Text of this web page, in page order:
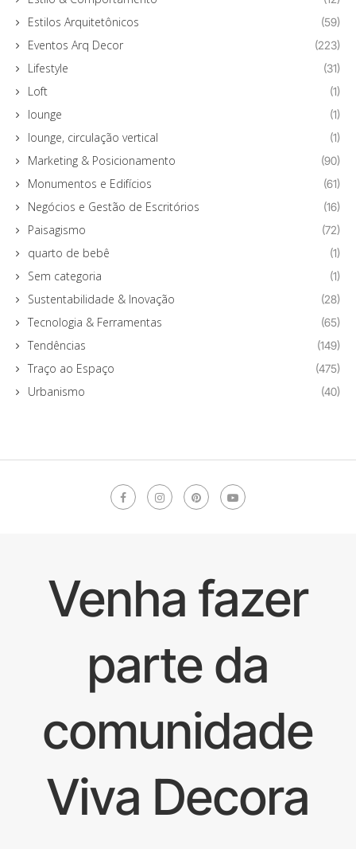
Estilos Arquitetônicos (59)
Eventos Arq Decor (223)
Lifestyle (31)
Loft (1)
lounge (1)
lounge, circulação vertical (1)
Marketing & Posicionamento (90)
Monumentos e Edifícios (61)
Negócios e Gestão de Escritórios (16)
Paisagismo (72)
quarto de bebê (1)
Sem categoria (1)
Sustentabilidade & Inovação (28)
Tecnologia & Ferramentas (65)
Tendências (149)
Traço ao Espaço (475)
Urbanismo (40)
Venha fazer
parte da
comunidade
Viva Decora